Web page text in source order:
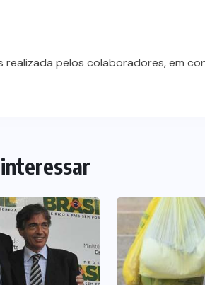
realizada pelos colaboradores, em